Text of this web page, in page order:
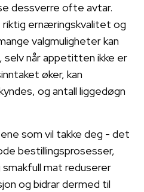
dessverre ofte avtar.
ernæringskvalitet og
valgmuligheter kan
selv når appetitten ikke er
øker, kan
og antall liggedøgn
som vil takke deg - det
bestillingsprosesser,
mat reduserer
og bidrar dermed til